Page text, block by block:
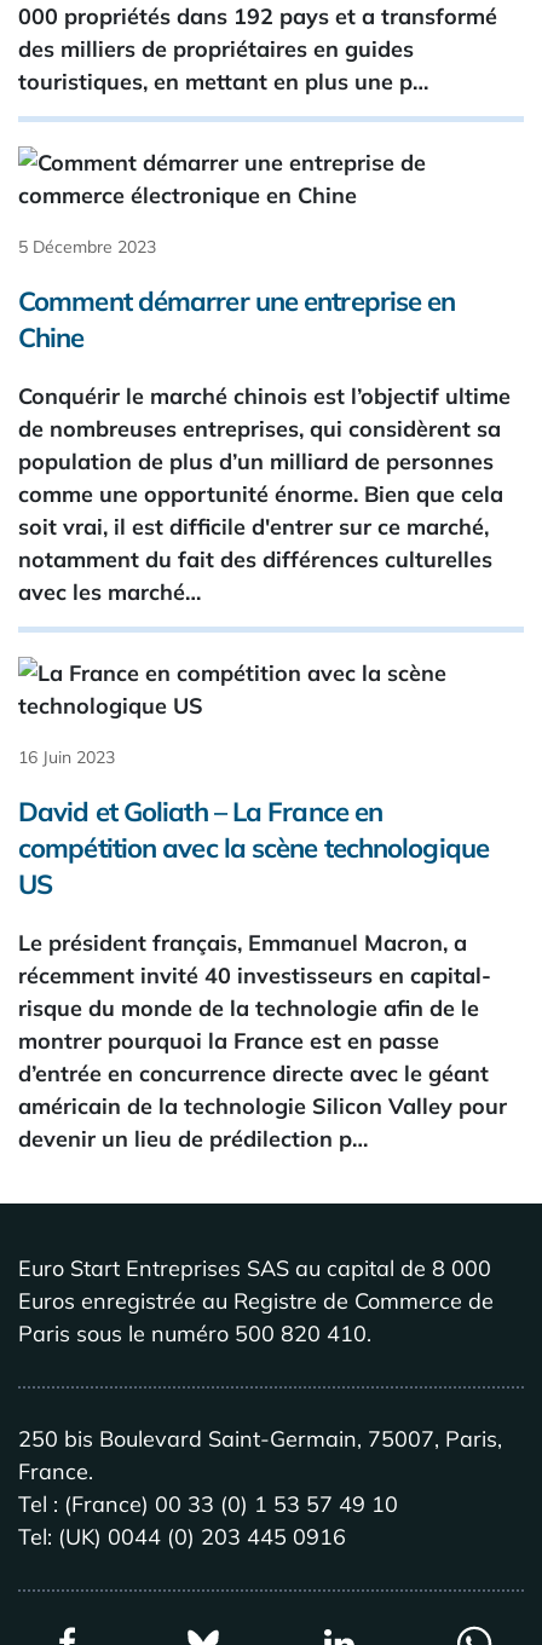
000 propriétés dans 192 pays et a transformé
des milliers de propriétaires en guides
touristiques, en mettant en plus une p…
5 Décembre 2023
Comment démarrer une entreprise en
Chine
Conquérir le marché chinois est l’objectif ultime
de nombreuses entreprises, qui considèrent sa
population de plus d’un milliard de personnes
comme une opportunité énorme. Bien que cela
soit vrai, il est difficile d'entrer sur ce marché,
notamment du fait des différences culturelles
avec les marché…
16 Juin 2023
David et Goliath – La France en
compétition avec la scène technologique
US
Le président français, Emmanuel Macron, a
récemment invité 40 investisseurs en capital-
risque du monde de la technologie afin de le
montrer pourquoi la France est en passe
d’entrée en concurrence directe avec le géant
américain de la technologie Silicon Valley pour
devenir un lieu de prédilection p…
Euro Start Entreprises SAS au capital de 8 000
Euros enregistrée au Registre de Commerce de
Paris sous le numéro 500 820 410.
250 bis Boulevard Saint-Germain, 75007, Paris,
France.
Tel : (France) 00 33 (0) 1 53 57 49 10
Tel: (UK) 0044 (0) 203 445 0916